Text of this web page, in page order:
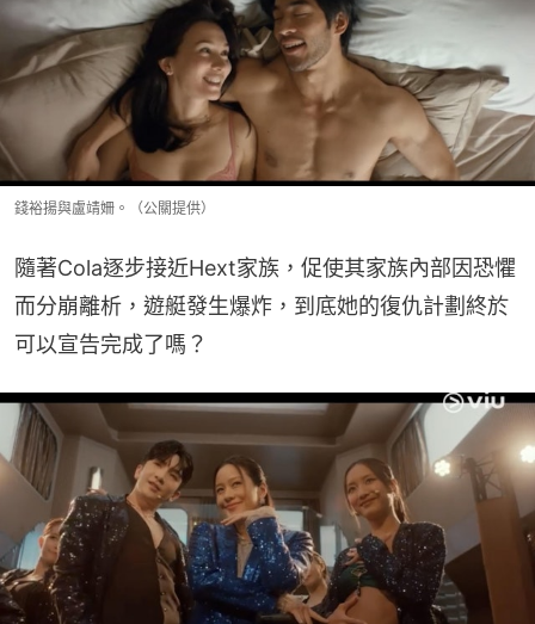
錢裕揚與盧靖姍。（公關提供）
隨著Cola逐步接近Hext家族，促使其家族內部因恐懼
而分崩離析，遊艇發生爆炸，到底她的復仇計劃終於
可以宣告完成了嗎？